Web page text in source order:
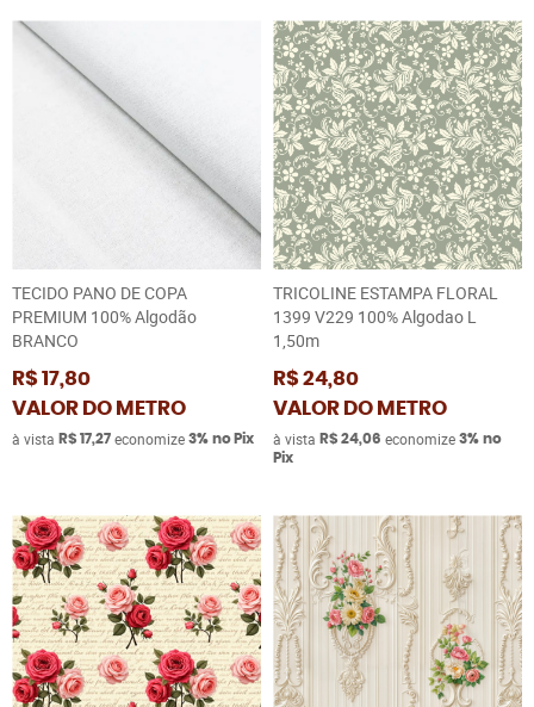
TECIDO PANO DE COPA
PREMIUM 100% Algodão
BRANCO
R$ 17,80
VALOR DO METRO
à vista R$ 17,27 economize 3% no Pix
TRICOLINE ESTAMPA FLORAL
1399 V229 100% Algodao L
1,50m
R$ 24,80
VALOR DO METRO
à vista R$ 24,06 economize 3% no
Pix